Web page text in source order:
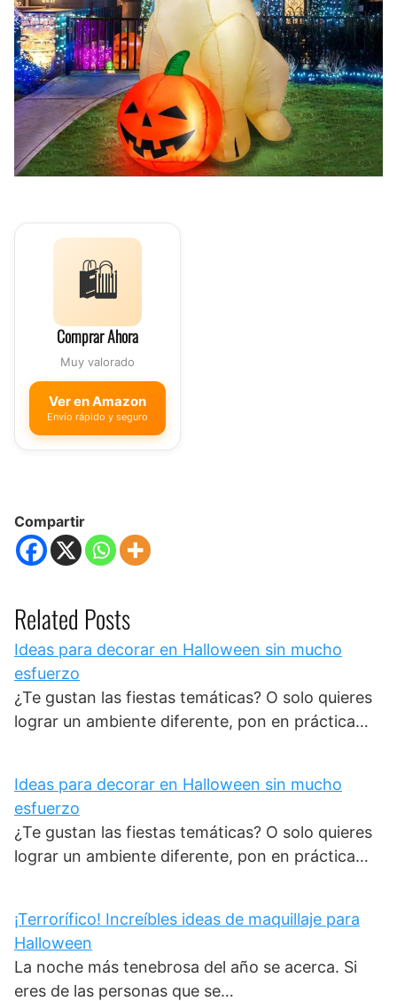
🛍️
Comprar Ahora
Muy valorado
Ver en Amazon
Envío rápido y seguro
Compartir
Related Posts
Ideas para decorar en Halloween sin mucho
esfuerzo
¿Te gustan las fiestas temáticas? O solo quieres
lograr un ambiente diferente, pon en práctica…
Ideas para decorar en Halloween sin mucho
esfuerzo
¿Te gustan las fiestas temáticas? O solo quieres
lograr un ambiente diferente, pon en práctica…
¡Terrorífico! Increíbles ideas de maquillaje para
Halloween
La noche más tenebrosa del año se acerca. Si
eres de las personas que se…